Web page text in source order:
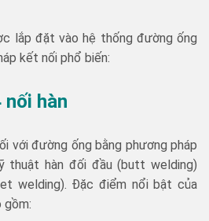
lắp đặt vào hệ thống đường ống
kết nối phổ biến:
nối hàn
với đường ống bằng phương pháp
thuật hàn đối đầu (butt welding)
welding). Đặc điểm nổi bật của
gồm: